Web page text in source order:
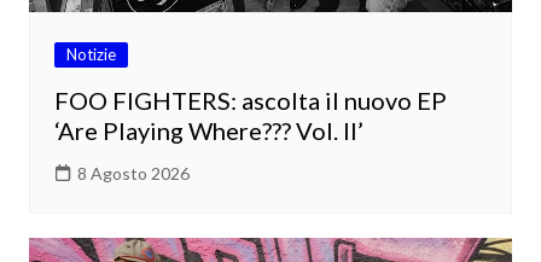
Notizie
FOO FIGHTERS: ascolta il nuovo EP
‘Are Playing Where??? Vol. II’
8 Agosto 2026